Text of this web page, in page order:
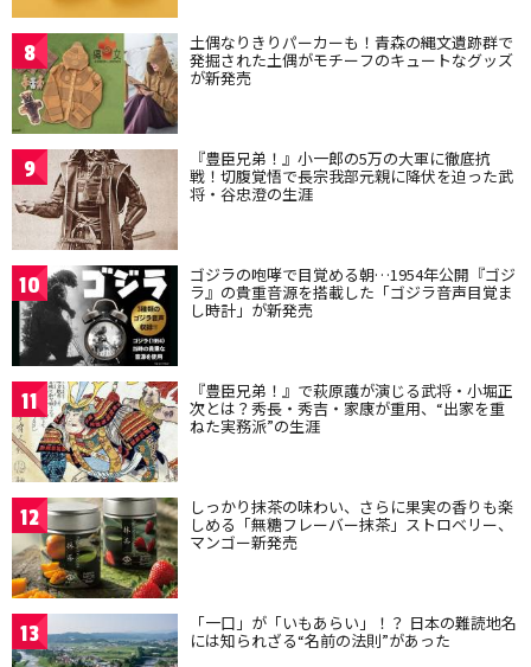
8 土偶なりきりパーカーも！青森の縄文遺跡群で
発掘された土偶がモチーフのキュートなグッズ
が新発売
9 『豊臣兄弟！』小一郎の5万の大軍に徹底抗
戦！切腹覚悟で長宗我部元親に降伏を迫った武
将・谷忠澄の生涯
10 ゴジラの咆哮で目覚める朝…1954年公開『ゴジ
ラ』の貴重音源を搭載した「ゴジラ音声目覚ま
し時計」が新発売
11 『豊臣兄弟！』で萩原護が演じる武将・小堀正
次とは？秀長・秀吉・家康が重用、“出家を重
ねた実務派”の生涯
12 しっかり抹茶の味わい、さらに果実の香りも楽
しめる「無糖フレーバー抹茶」ストロベリー、
マンゴー新発売
13 「一口」が「いもあらい」！？ 日本の難読地名
には知られざる“名前の法則”があった